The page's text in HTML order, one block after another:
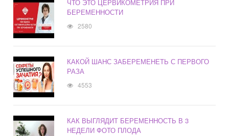
ЧТО ЭТО ЦЕРВИКОМЕТРИЯ ПРИ
БЕРЕМЕННОСТИ
2580
КАКОЙ ШАНС ЗАБЕРЕМЕНЕТЬ С ПЕРВОГО
РАЗА
4553
КАК ВЫГЛЯДИТ БЕРЕМЕННОСТЬ В 3
НЕДЕЛИ ФОТО ПЛОДА